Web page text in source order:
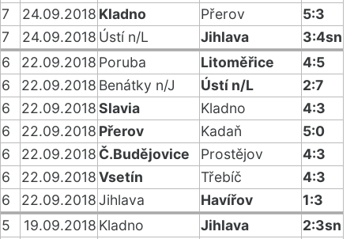
7
24.09.2018 Kladno Přerov
5:3
7
24.09.2018 Ústí n/L Jihlava
3:4sn
6
22.09.2018 Poruba Litoměřice
4:5
6
22.09.2018 Benátky n/J Ústí n/L
2:7
6
22.09.2018Slavia Kladno
4:3
6
22.09.2018 Přerov Kadaň
5:0
6
22.09.2018 Č.Budějovice Prostějov
4:3
6
22.09.2018Vsetín Třebíč
4:3
6
22.09.2018Jihlava Havířov
1:3
5
19.09.2018 Kladno Jihlava
2:3sn